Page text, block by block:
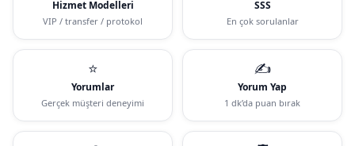
Hizmet Modelleri
VIP / transfer / protokol
SSS
En çok sorulanlar
⭐
Yorumlar
Gerçek müşteri deneyimi
✍️
Yorum Yap
1 dk’da puan bırak